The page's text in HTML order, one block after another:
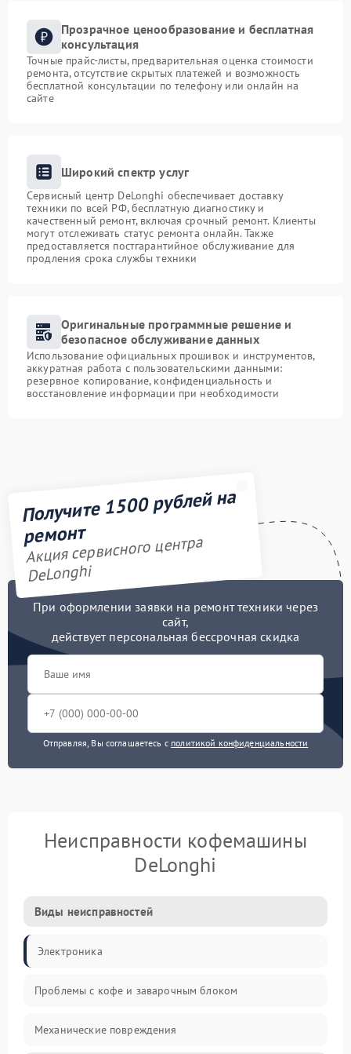
Прозрачное ценообразование и бесплатная
консультация
Точные прайс-листы, предварительная оценка стоимости
ремонта, отсутствие скрытых платежей и возможность
бесплатной консультации по телефону или онлайн на
сайте
Широкий спектр услуг
Сервисный центр DeLonghi обеспечивает доставку
техники по всей РФ, бесплатную диагностику и
качественный ремонт, включая срочный ремонт. Клиенты
могут отслеживать статус ремонта онлайн. Также
предоставляется постгарантийное обслуживание для
продления срока службы техники
Оригинальные программные решение и
безопасное обслуживание данных
Использование официальных прошивок и инструментов,
аккуратная работа с пользовательскими данными:
резервное копирование, конфиденциальность и
восстановление информации при необходимости
Получите 1500 рублей на
ремонт
Акция сервисного центра
DeLonghi
При оформлении заявки на ремонт техники через
сайт,
действует персональная бессрочная скидка
Отправляя, Вы соглашаетесь с политикой конфиденциальности
Неисправности кофемашины
DeLonghi
Виды неисправностей
Электроника
Проблемы с кофе и заварочным блоком
Механические повреждения